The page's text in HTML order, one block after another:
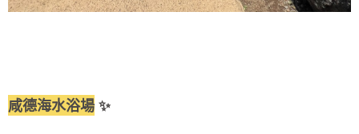
咸德海水浴場✨